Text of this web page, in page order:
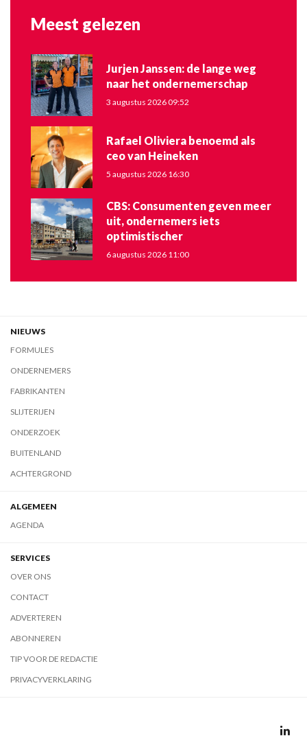
Meest gelezen
Jurjen Janssen: de lange weg
naar het ondernemerschap
3 augustus 2026 09:52
Rafael Oliviera benoemd als
ceo van Heineken
5 augustus 2026 16:30
CBS: Consumenten geven meer
uit, ondernemers iets
optimistischer
6 augustus 2026 11:00
NIEUWS
FORMULES
ONDERNEMERS
FABRIKANTEN
SLIJTERIJEN
ONDERZOEK
BUITENLAND
ACHTERGROND
ALGEMEEN
AGENDA
SERVICES
OVER ONS
CONTACT
ADVERTEREN
ABONNEREN
TIP VOOR DE REDACTIE
PRIVACYVERKLARING